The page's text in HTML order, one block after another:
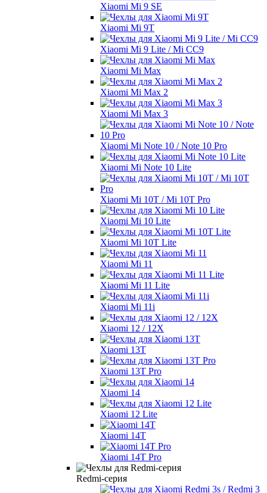
Xiaomi Mi 9 SE
Xiaomi Mi 9T
Xiaomi Mi 9 Lite / Mi CC9
Xiaomi Mi Max
Xiaomi Mi Max 2
Xiaomi Mi Max 3
Xiaomi Mi Note 10 / Note 10 Pro
Xiaomi Mi Note 10 Lite
Xiaomi Mi 10T / Mi 10T Pro
Xiaomi Mi 10 Lite
Xiaomi Mi 10T Lite
Xiaomi Mi 11
Xiaomi Mi 11 Lite
Xiaomi Mi 11i
Xiaomi 12 / 12X
Xiaomi 13T
Xiaomi 13T Pro
Xiaomi 14
Xiaomi 12 Lite
Xiaomi 14T
Xiaomi 14T Pro
Redmi-серия